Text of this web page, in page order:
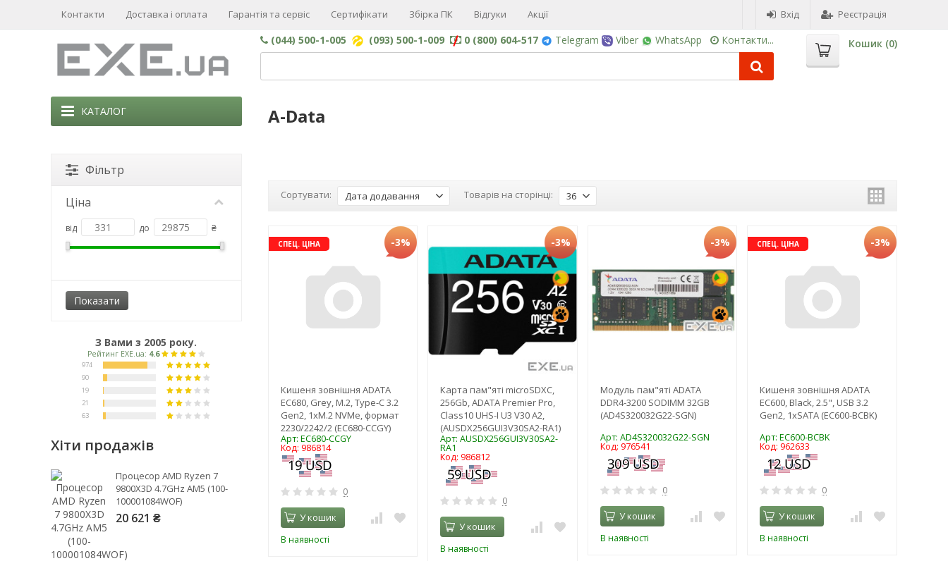
Контакти Доставка і оплата Гарантія та сервіс Сертифікати Збірка ПК Відгуки Акції Вхід Реєстрація
(044) 500-1-005 (093) 500-1-009 0 (800) 604-517 Telegram Viber WhatsApp Контакти... Кошик (0)
КАТАЛОГ A-Data
Сортувати: Дата додавання Товарів на сторінці: 36
СПЕЦ. ЦІНА -3%
Кишеня зовнішня ADATA
EC680, Grey, M.2, Type-C 3.2
Gen2, 1xM.2 NVMe, формат
2230/2242/2 (EC680-CCGY)
Арт: EC680-CCGY
Код: 986814
0
У кошик
В наявності
-3%
Карта пам"яті microSDXC,
256Gb, ADATA Premier Pro,
Class10 UHS-I U3 V30 A2,
(AUSDX256GUI3V30SA2-RA1)
Арт: AUSDX256GUI3V30SA2-
RA1
Код: 986812
0
У кошик
В наявності
-3%
Модуль пам"яті ADATA
DDR4-3200 SODIMM 32GB
(AD4S320032G22-SGN)
Арт: AD4S320032G22-SGN
Код: 976541
0
У кошик
В наявності
СПЕЦ. ЦІНА -3%
Кишеня зовнішня ADATA
EC600, Black, 2.5", USB 3.2
Gen2, 1xSATA (EC600-BCBK)
Арт: EC600-BCBK
Код: 962633
0
У кошик
В наявності
Фільтр
Ціна
від до ₴
З Вами з 2005 року.
Рейтинг EXE.ua:4.6
974
90
19
63
Хіти продажів
Процесор AMD Ryzen 7
9800X3D 4.7GHz AM5 (100-
100001084WOF)
20 621 ₴